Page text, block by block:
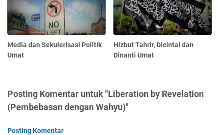
Media dan Sekulerisasi Politik
Umat
Hizbut Tahrir, Dicintai dan
Dinanti Umat
Posting Komentar untuk "Liberation by Revelation
(Pembebasan dengan Wahyu)"
Posting Komentar